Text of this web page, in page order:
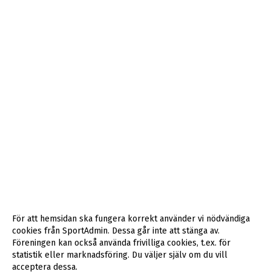
För att hemsidan ska fungera korrekt använder vi nödvändiga
cookies från SportAdmin. Dessa går inte att stänga av.
Föreningen kan också använda frivilliga cookies, t.ex. för
statistik eller marknadsföring. Du väljer själv om du vill
acceptera dessa.